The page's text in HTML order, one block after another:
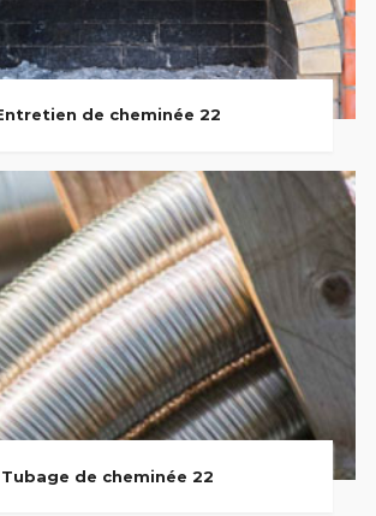
de cheminée 22
Tubage de cheminée 22